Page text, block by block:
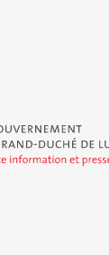
du Grand-Duché